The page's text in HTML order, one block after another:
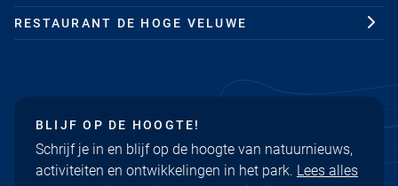
RESTAURANT DE HOGE VELUWE
BLIJF OP DE HOOGTE!
Schrijf je in en blijf op de hoogte van natuurnieuws,
activiteiten en ontwikkelingen in het park. Lees alles